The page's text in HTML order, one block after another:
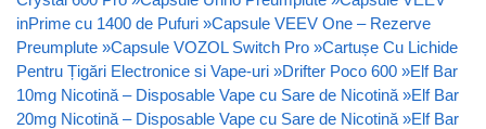
inPrime cu 1400 de Pufuri »Capsule VEEV One – Rezerve
Preumplute »Capsule VOZOL Switch Pro »Cartușe Cu Lichide
Pentru Țigări Electronice si Vape-uri »Drifter Poco 600 »Elf Bar
10mg Nicotină – Disposable Vape cu Sare de Nicotină »Elf Bar
20mg Nicotină – Disposable Vape cu Sare de Nicotină »Elf Bar